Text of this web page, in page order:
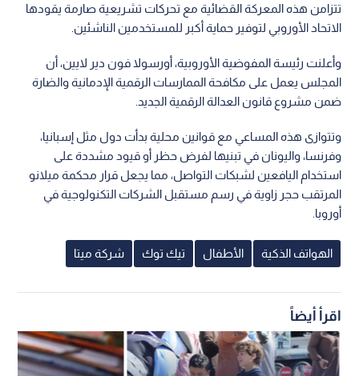
تتزامن هذه المعركة القضائية مع تحركات تشريعية صارمة يقودها
الاتحاد الأوروبي لتوفير حماية أكبر للمستخدمين الناشئين.
وأعلنت رئيسة المفوضية الأوروبية، أورسولا فون دير لايين، أن
المجلس يعمل على مكافحة الممارسات الرقمية الإدمانية والضارة
ضمن مشروع قانون العدالة الرقمية الجديد.
وتتوازى هذه المساعي مع قوانين محلية بدأت دول مثل إسبانيا،
وفرنسا، واليونان في تبنيها لفرض حظر أو قيود مشددة على
استخدام اليافعين لشبكات التواصل، مما يجعل قرار محكمة ميلانو
المرتقب حجر زاوية في رسم مستقبل الشركات التكنولوجية في
أوروبا.
الهواتف الذكية الأطفال تيك توك شركة ميتا
اقرأ أيضاً